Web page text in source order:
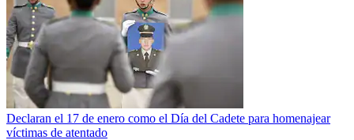
Declaran el 17 de enero como el Día del Cadete para homenajear
víctimas de atentado